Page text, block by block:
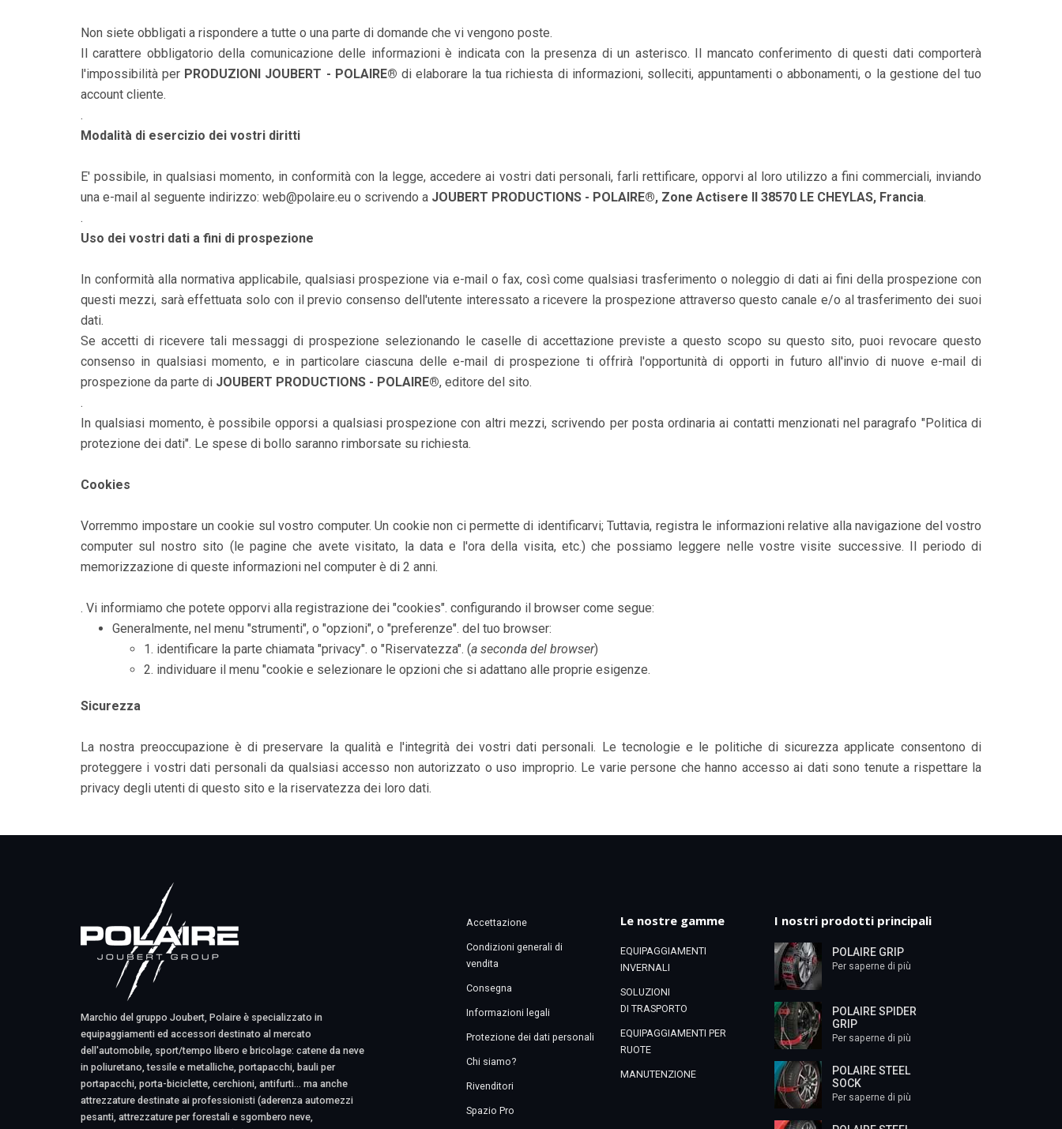
Non siete obbligati a rispondere a tutte o una parte di domande che vi vengono poste.
Il carattere obbligatorio della comunicazione delle informazioni è indicata con la presenza di un asterisco. Il mancato conferimento di questi dati comporterà
l'impossibilità per PRODUZIONI JOUBERT - POLAIRE® di elaborare la tua richiesta di informazioni, solleciti, appuntamenti o abbonamenti, o la gestione del tuo
account cliente.
.
Modalità di esercizio dei vostri diritti
E' possibile, in qualsiasi momento, in conformità con la legge, accedere ai vostri dati personali, farli rettificare, opporvi al loro utilizzo a fini commerciali, inviando
una e-mail al seguente indirizzo: web@polaire.eu o scrivendo a JOUBERT PRODUCTIONS - POLAIRE®, Zone Actisere II 38570 LE CHEYLAS, Francia.
.
Uso dei vostri dati a fini di prospezione
In conformità alla normativa applicabile, qualsiasi prospezione via e-mail o fax, così come qualsiasi trasferimento o noleggio di dati ai fini della prospezione con
questi mezzi, sarà effettuata solo con il previo consenso dell'utente interessato a ricevere la prospezione attraverso questo canale e/o al trasferimento dei suoi
dati.
Se accetti di ricevere tali messaggi di prospezione selezionando le caselle di accettazione previste a questo scopo su questo sito, puoi revocare questo
consenso in qualsiasi momento, e in particolare ciascuna delle e-mail di prospezione ti offrirà l'opportunità di opporti in futuro all'invio di nuove e-mail di
prospezione da parte di JOUBERT PRODUCTIONS - POLAIRE®, editore del sito.
.
In qualsiasi momento, è possibile opporsi a qualsiasi prospezione con altri mezzi, scrivendo per posta ordinaria ai contatti menzionati nel paragrafo "Politica di
protezione dei dati". Le spese di bollo saranno rimborsate su richiesta.
Cookies
Vorremmo impostare un cookie sul vostro computer. Un cookie non ci permette di identificarvi; Tuttavia, registra le informazioni relative alla navigazione del vostro
computer sul nostro sito (le pagine che avete visitato, la data e l'ora della visita, etc.) che possiamo leggere nelle vostre visite successive. Il periodo di
memorizzazione di queste informazioni nel computer è di 2 anni.
. Vi informiamo che potete opporvi alla registrazione dei "cookies". configurando il browser come segue:
Generalmente, nel menu "strumenti", o "opzioni", o "preferenze". del tuo browser:
1. identificare la parte chiamata "privacy". o "Riservatezza". (a seconda del browser)
2. individuare il menu "cookie e selezionare le opzioni che si adattano alle proprie esigenze.
Sicurezza
La nostra preoccupazione è di preservare la qualità e l'integrità dei vostri dati personali. Le tecnologie e le politiche di sicurezza applicate consentono di
proteggere i vostri dati personali da qualsiasi accesso non autorizzato o uso improprio. Le varie persone che hanno accesso ai dati sono tenute a rispettare la
privacy degli utenti di questo sito e la riservatezza dei loro dati.
Marchio del gruppo Joubert, Polaire è specializzato in
equipaggiamenti ed accessori destinato al mercato
dell'automobile, sport/tempo libero e bricolage: catene da neve
in poliuretano, tessile e metalliche, portapacchi, bauli per
portapacchi, porta-biciclette, cerchioni, antifurti... ma anche
attrezzature destinate ai professionisti (aderenza automezzi
pesanti, attrezzature per forestali e sgombero neve,
Accettazione
Condizioni generali di
vendita
Consegna
Informazioni legali
Protezione dei dati personali
Chi siamo?
Rivenditori
Spazio Pro
Le nostre gamme
EQUIPAGGIAMENTI
INVERNALI
SOLUZIONI
DI TRASPORTO
EQUIPAGGIAMENTI PER
RUOTE
MANUTENZIONE
I nostri prodotti principali
POLAIRE GRIP
Per saperne di più
POLAIRE SPIDER
GRIP
Per saperne di più
POLAIRE STEEL
SOCK
Per saperne di più